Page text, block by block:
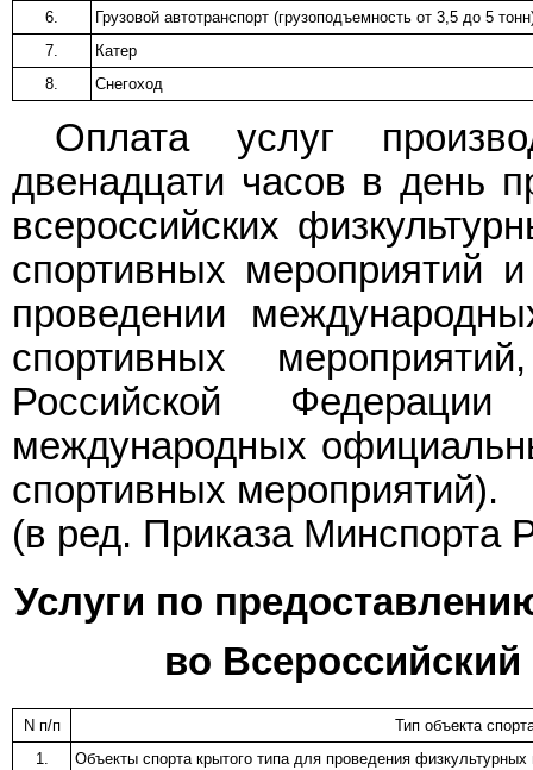
6.
Грузовой автотранспорт (грузоподъемность от 3,5 до 5
7.
Катер
8.
Снегоход
Оплата услуг
двенадцати часов в день
всероссийских
спортивных мероприятий
проведении
спортивных
Российской
международных
спортивных мероприятий).
(в ред. ПриказаМинспорта
Услуги по
во Всероссийский
N п/п
Тип объекта
1.
Объекты спорта крытого типа для проведения